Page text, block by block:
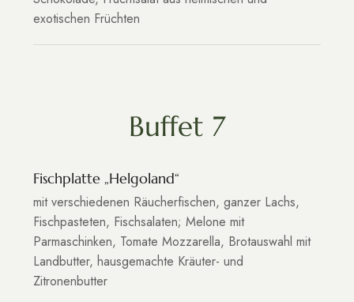
exotischen Früchten
Buffet 7
Fischplatte „Helgoland“
mit verschiedenen Räucherfischen, ganzer Lachs,
Fischpasteten, Fischsalaten; Melone mit
Parmaschinken, Tomate Mozzarella, Brotauswahl mit
Landbutter, hausgemachte Kräuter- und
Zitronenbutter